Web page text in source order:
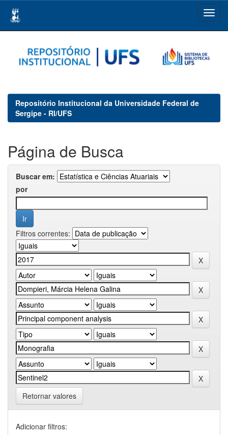
navigation
Repositório Institucional da Universidade Federal de
Sergipe - RI/UFS
Página de Busca
Buscar em:
por
Filtros correntes:
Retornar valores
Adicionar filtros: